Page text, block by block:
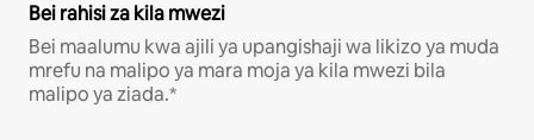
Bei rahisi za kila mwezi
Bei maalumu kwa ajili ya upangishaji wa likizo ya muda
mrefu na malipo ya mara moja ya kila mwezi bila
malipo ya ziada.*